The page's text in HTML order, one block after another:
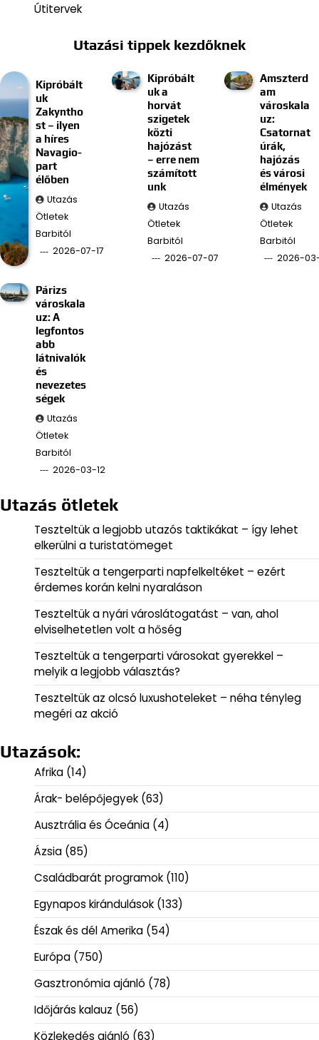
Útitervek
Utazási tippek kezdőknek
Kipróbált
uk
Zakyntho
st – ilyen
a híres
Navagio-
part
élőben
Utazás
Ötletek
Barbitól
2026-07-17
Kipróbált
uk a
horvát
szigetek
közti
hajózást
– erre nem
számított
unk
Utazás
Ötletek
Barbitól
2026-07-07
Amszterd
am
városkala
uz:
Csatornat
úrák,
hajózás
és városi
élmények
Utazás
Ötletek
Barbitól
2026-
Párizs
városkala
uz: A
legfontos
abb
látnivalók
és
nevezetes
ségek
Utazás
Ötletek
Barbitól
2026-03-12
Utazás ötletek
Teszteltük a legjobb utazós taktikákat – így lehet
elkerülni a turistatömeget
Teszteltük a tengerparti napfelkeltéket – ezért
érdemes korán kelni nyaraláson
Teszteltük a nyári városlátogatást – van, ahol
elviselhetetlen volt a hőség
Teszteltük a tengerparti városokat gyerekkel –
melyik a legjobb választás?
Teszteltük az olcsó luxushoteleket – néha tényleg
megéri az akció
Utazások:
Afrika (14)
Árak- belépőjegyek (63)
Ausztrália és Óceánia (4)
Ázsia (85)
Családbarát programok (110)
Egynapos kirándulások (133)
Észak és dél Amerika (54)
Európa (750)
Gasztronómia ajánló (78)
Időjárás kalauz (56)
Közlekedés ajánló (63)